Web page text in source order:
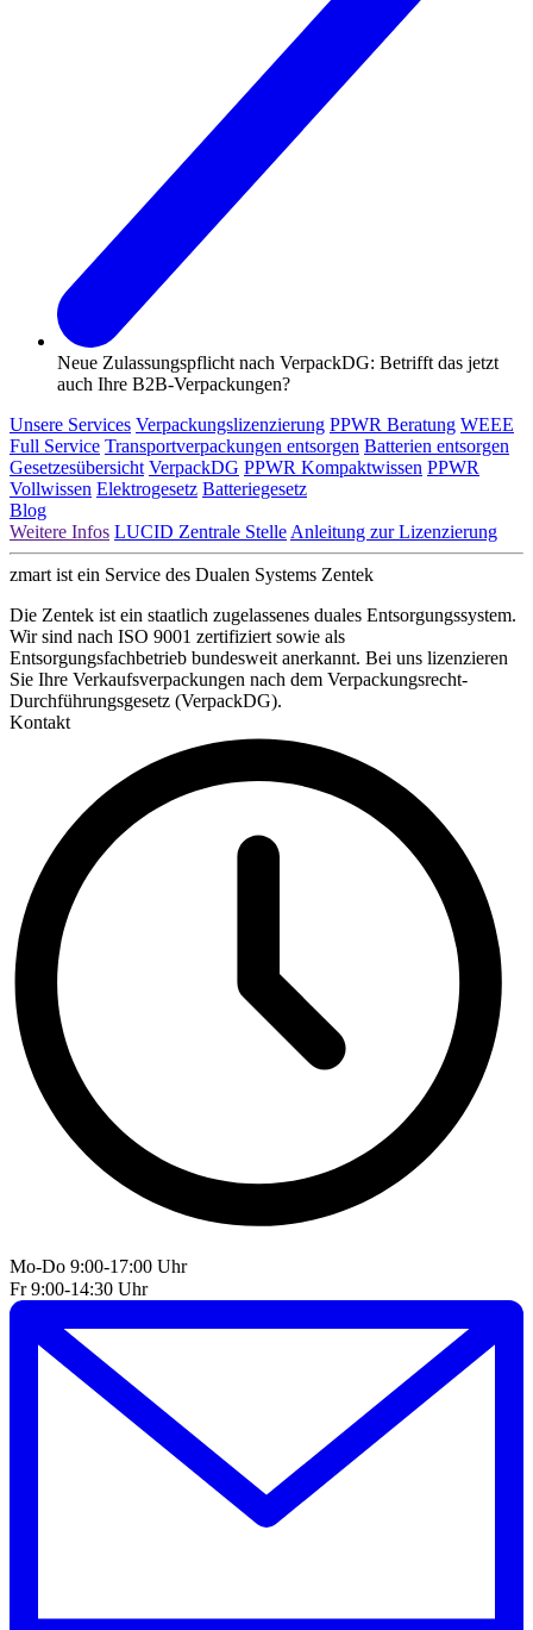
Neue Zulassungspflicht nach VerpackDG: Betrifft das jetzt
auch Ihre B2B-Verpackungen?
Unsere Services Verpackungslizenzierung PPWR Beratung WEEE
Full Service Transportverpackungen entsorgen Batterien entsorgen
Gesetzesübersicht VerpackDG PPWR Kompaktwissen PPWR
Vollwissen Elektrogesetz Batteriegesetz
Blog
Weitere Infos LUCID Zentrale Stelle Anleitung zur Lizenzierung
zmart ist ein Service des Dualen Systems Zentek
Die Zentek ist ein staatlich zugelassenes duales Entsorgungssystem.
Wir sind nach ISO 9001 zertifiziert sowie als
Entsorgungsfachbetrieb bundesweit anerkannt. Bei uns lizenzieren
Sie Ihre Verkaufsverpackungen nach dem Verpackungsrecht-
Durchführungsgesetz (VerpackDG).
Kontakt
Mo-Do 9:00-17:00 Uhr
Fr 9:00-14:30 Uhr